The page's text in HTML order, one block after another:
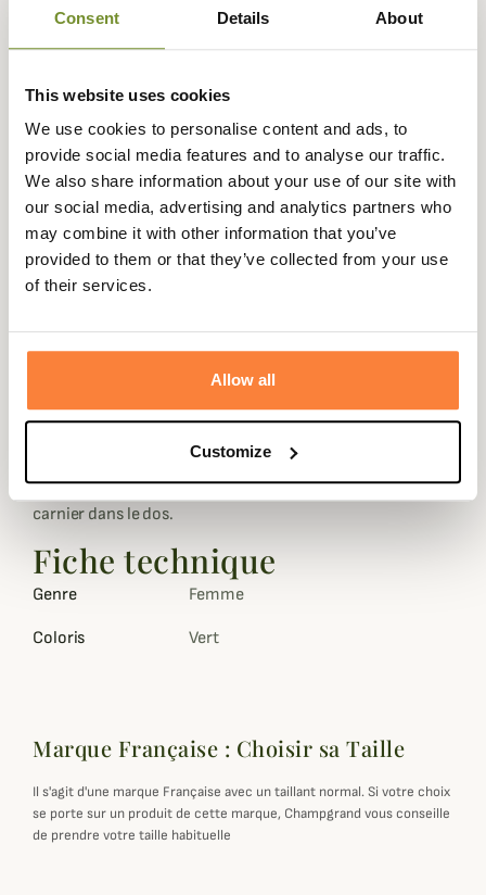
Consent Details About
This website uses cookies
We use cookies to personalise content and ads, to
provide social media features and to analyse our traffic.
We also share information about your use of our site with
our social media, advertising and analytics partners who
may combine it with other information that you’ve
provided to them or that they’ve collected from your use
of their services.
Allow all
Customize
Description
Peisey. Une veste de chasse pour femme à la fois élégante
et fonctionnelle qui conviendra pour tout type de chasse.
La veste Peisey est dotée d'une membrane imperméable
et coupe-vent pour vous garder à l'abri des intempéries
en toute circonstance. La taille ceinturée pour un
ajustement optimale et les renforts suédés confèrent à
cette veste de chasse pour femme un style unique et chic
qui ne vous laissera pas indifférente. Elle se compose
d'une doublure 100% polyester.
Cette veste est dotée de coutures soudées pour garantir
sa résistance face à l'épreuve du temps. Vous retrouverez
fine et repliable dans le col, deux poches repose-mains,
deux grandes poches à soufflet ainsi qu'un généreux
carnier dans le dos.
Fiche technique
Genre Femme
Coloris Vert
Marque Française : Choisir sa Taille
Il s'agit d'une marque Française avec un taillant normal. Si votre choix
se porte sur un produit de cette marque, Champgrand vous conseille
de prendre votre taille habituelle